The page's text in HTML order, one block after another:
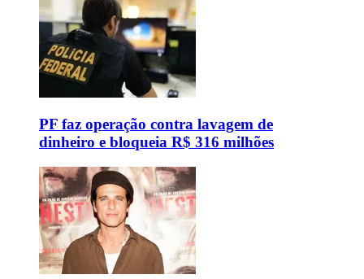
PF faz operação contra lavagem de
dinheiro e bloqueia R$ 316 milhões